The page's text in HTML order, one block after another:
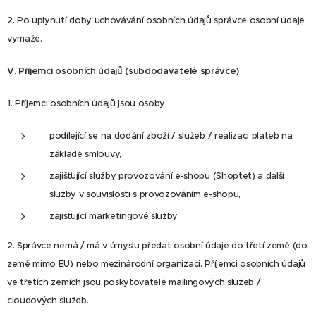
2. Po uplynutí doby uchovávání osobních údajů správce osobní údaje
vymaže.
V. Příjemci osobních údajů (subdodavatelé správce)
1. Příjemci osobních údajů jsou osoby
podílející se na dodání zboží / služeb / realizaci plateb na
základě smlouvy,
zajišťující služby provozování e-shopu (Shoptet) a další
služby v souvislosti s provozováním e-shopu,
zajišťující marketingové služby.
2. Správce nemá / má v úmyslu předat osobní údaje do třetí země (do
země mimo EU) nebo mezinárodní organizaci. Příjemci osobních údajů
ve třetích zemích jsou poskytovatelé mailingových služeb /
cloudových služeb.